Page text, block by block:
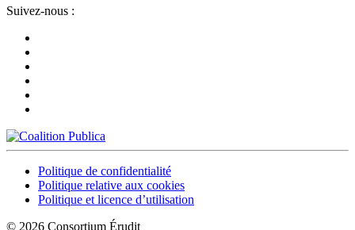
Suivez-nous :
Politique de confidentialité
Politique relative aux cookies
Politique et licence d’utilisation
© 2026 Consortium Érudit